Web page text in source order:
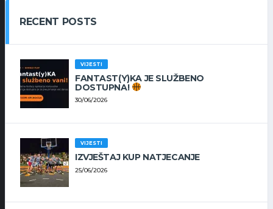
RECENT POSTS
VIJESTI
FANTAST(Y)KA JE SLUŽBENO
DOSTUPNA!
30/06/2026
VIJESTI
IZVJEŠTAJ KUP NATJECANJE
25/06/2026